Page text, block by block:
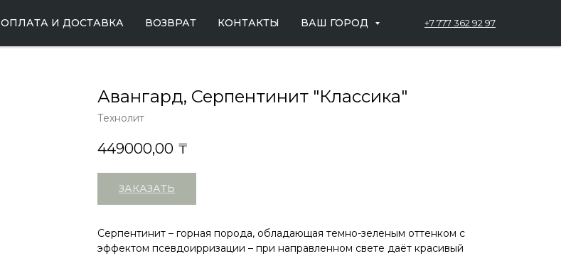
ОПЛАТА И ДОСТАВКА ВОЗВРАТ КОНТАКТЫ ВАШ ГОРОД +7 777 362 92 97
Авангард, Серпентинит "Классика"
Технолит
449000,00 ₸
ЗАКАЗАТЬ
Серпентинит – горная порода, обладающая темно-зеленым оттенком с
эффектом псевдоирризации – при направленном свете даёт красивый